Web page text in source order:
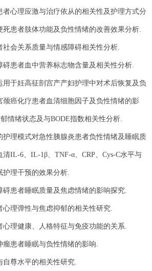
者心理应激与治疗依从的相关性及护理方式分
死患者肢体功能及负性情绪的改善效果分析.
社会关系质量与情感障碍相关性分析.
碍患者血中营养标志物含量及相关性分析.
用于妊高征剖宫产产妇护理中对术后恢复及负
颈癌化疗患者血清细胞因子及负性情绪的影
情绪状态及与BODE指数相关性分析.
护理模式对急性胰腺炎患者负性情绪及睡眠质
清IL-6、IL-1β、TNF-α、CRP、Cys-C水平与
析.
护理干预的效果分析.
碍患者睡眠质量及焦虑情绪的影响探究.
心理弹性与焦虑抑郁的相关性研究.
心理健康、人格特征与免疫功能的关系.
瘤患者睡眠与负性情绪的影响.
自尊水平的相关性研究.